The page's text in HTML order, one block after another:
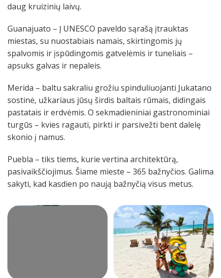
daug kruizinių laivų.
Guanajuato – Į UNESCO paveldo sąrašą įtrauktas
miestas, su nuostabiais namais, skirtingomis jų
spalvomis ir įspūdingomis gatvelėmis ir tuneliais –
apsuks galvas ir nepaleis.
Merida – baltu sakraliu grožiu spinduliuojanti Jukatano
sostinė, užkariaus jūsų širdis baltais rūmais, didingais
pastatais ir erdvėmis. O sekmadieniniai gastronominiai
turgūs – kvies ragauti, pirkti ir parsivežti bent dalelę
skonio į namus.
Puebla – tiks tiems, kurie vertina architektūrą,
pasivaikščiojimus. Šiame mieste – 365 bažnyčios. Galima
sakyti, kad kasdien po naują bažnyčią visus metus.